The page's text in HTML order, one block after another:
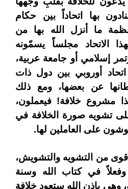
بها اتحاداً بين حكام
ما أنزل الله بها من
الاتحاد مجلساً يسمّونه
إسلامي أو جامعة عربية،
أوروبي بين دول ذات
عن بعضها، ومع ذلك
مشروع خلافة! فيعملون،
تشويه صورة الخلافة في
على العاملين لها.
من التشويه والتشويش،
في كتاب الله وسنة
وهي بإذن الله ستعود خلافة